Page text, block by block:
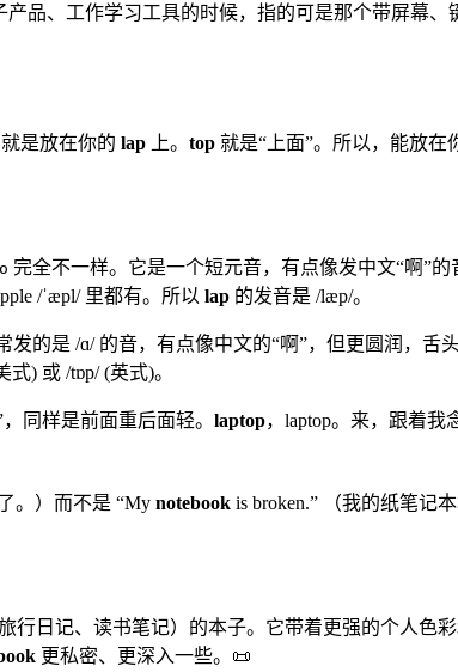
品、工作学习工具的时候，指的可是那个带屏幕
是放在你的 lap 上。 top 就是“上面”。所以，能放在
o 完全不一样。它是一个短元音，有点像发中文“啊”
/ˈæpl/ 里都有。所以 lap 的发音是 /læp/。
发的是 /ɑ/ 的音，有点像中文的“啊”，但更圆润，舌
) 或 /tɒp/ (英式)。
同样是前面重后面轻。 laptop，laptop。来，跟着我
。）而不是 “My notebook is broken.” （我的纸笔
行日记、读书笔记）的本子。它带着更强的个人色
更私密、更深入一些。📜